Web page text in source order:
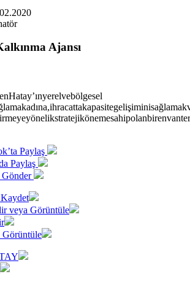
Ajansı
Paylaş
Paylaş
Gönder
veya Görüntüle